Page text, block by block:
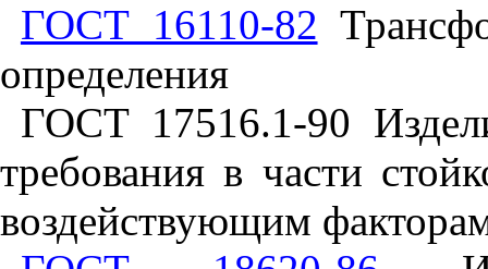
ГОСТ 16110-82
определения
ГОСТ 17516.1-90
требования в части
воздействующим